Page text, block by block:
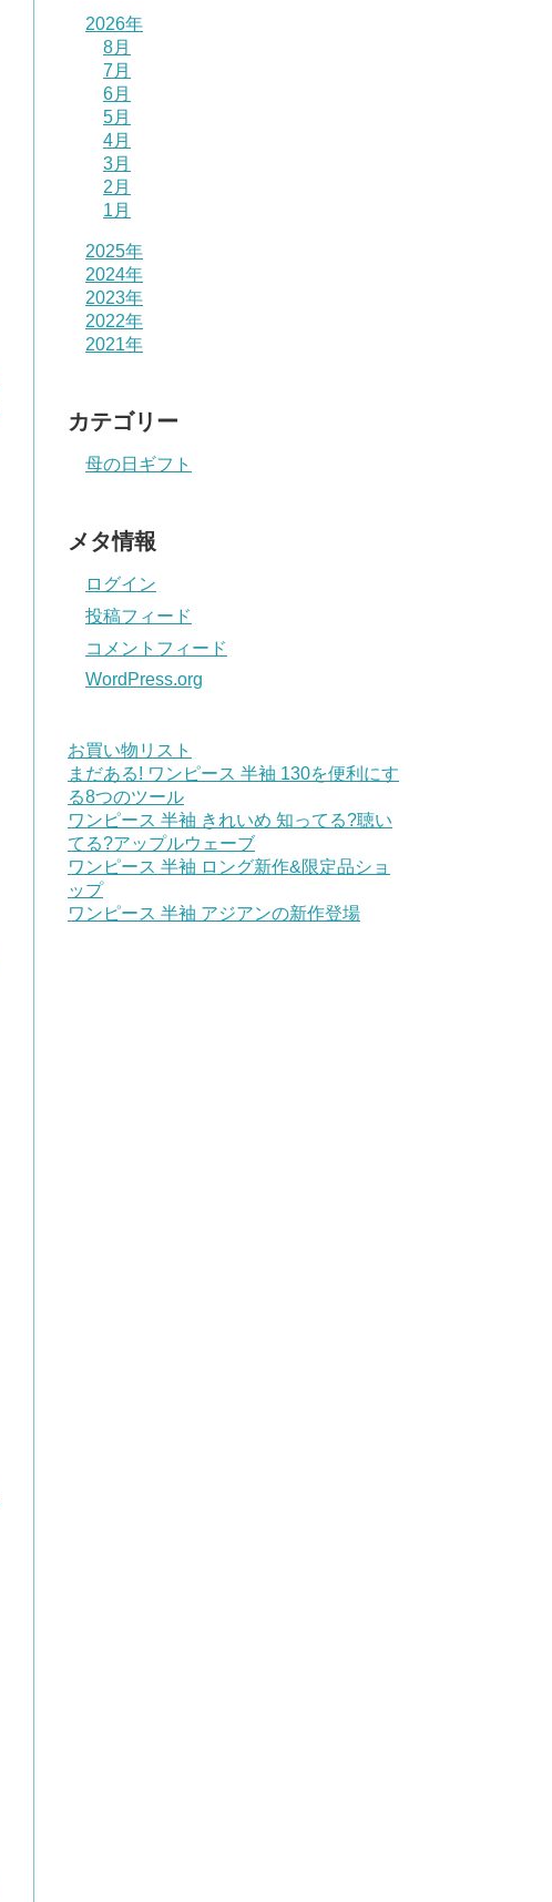
2026年
8月
7月
6月
5月
4月
3月
2月
1月
2025年
2024年
2023年
2022年
2021年
カテゴリー
母の日ギフト
メタ情報
ログイン
投稿フィード
コメントフィード
WordPress.org
お買い物リスト
まだある! ワンピース 半袖 130を便利にす
る8つのツール
ワンピース 半袖 きれいめ 知ってる?聴い
てる?アップルウェーブ
ワンピース 半袖 ロング新作&限定品ショ
ップ
ワンピース 半袖 アジアンの新作登場